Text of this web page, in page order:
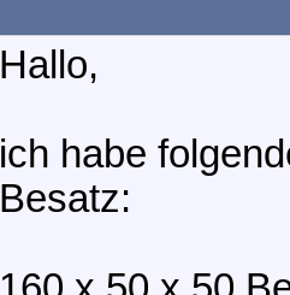
Hallo,
ich habe
Besatz: